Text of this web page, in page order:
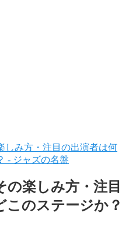
しみ方・注目の出演者は何
- ジャズの名盤
の楽しみ方・注目
このステージか？